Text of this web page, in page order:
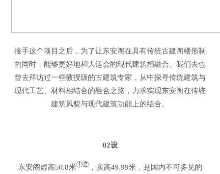
接手这个项目之后，为了让东安阁在具有传统古建阁楼形制
的同时，能够更好地和大运会的现代建筑相融合。我们去也
曾去拜访过一些教授级的古建筑专家，从中探寻传统建筑与
现代工艺、材料相结合的融合之路，力求实现东安阁在传统
建筑风貌与现代建筑功能上的结合。
02设
东安阁虚高50.8米①②，实高49.99米，是国内不可多见的